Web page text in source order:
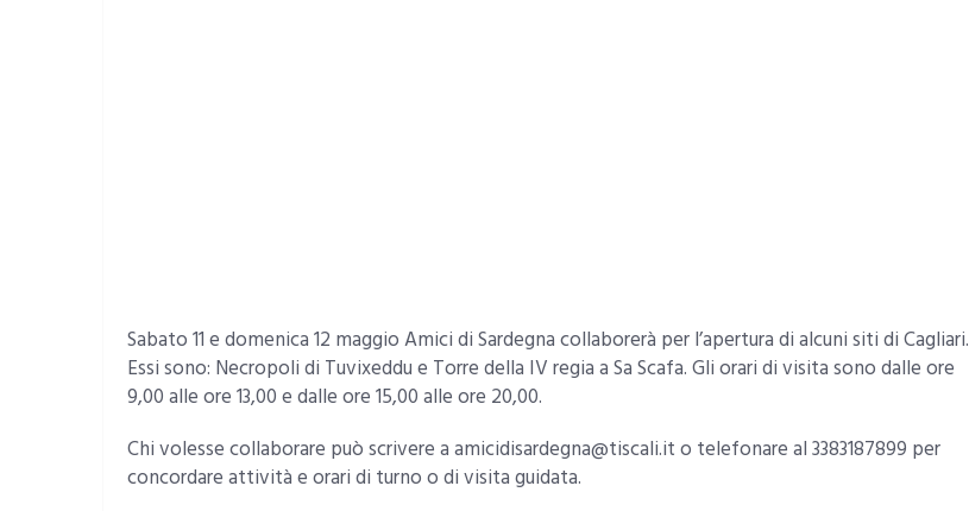
Sabato 11 e domenica 12 maggio Amici di Sardegna collaborerà per l’apertura di alcuni siti di Cagliari.
Essi sono: Necropoli di Tuvixeddu e Torre della IV regia a Sa Scafa. Gli orari di visita sono dalle ore
9,00 alle ore 13,00 e dalle ore 15,00 alle ore 20,00.
Chi volesse collaborare può scrivere a amicidisardegna@tiscali.it o telefonare al 3383187899 per
concordare attività e orari di turno o di visita guidata.